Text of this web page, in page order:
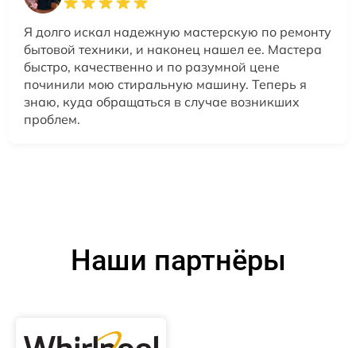
Я долго искал надежную мастерскую по ремонту
бытовой техники, и наконец нашел ее. Мастера
быстро, качественно и по разумной цене
починили мою стиральную машину. Теперь я
знаю, куда обращаться в случае возникших
проблем.
Наши партнёры